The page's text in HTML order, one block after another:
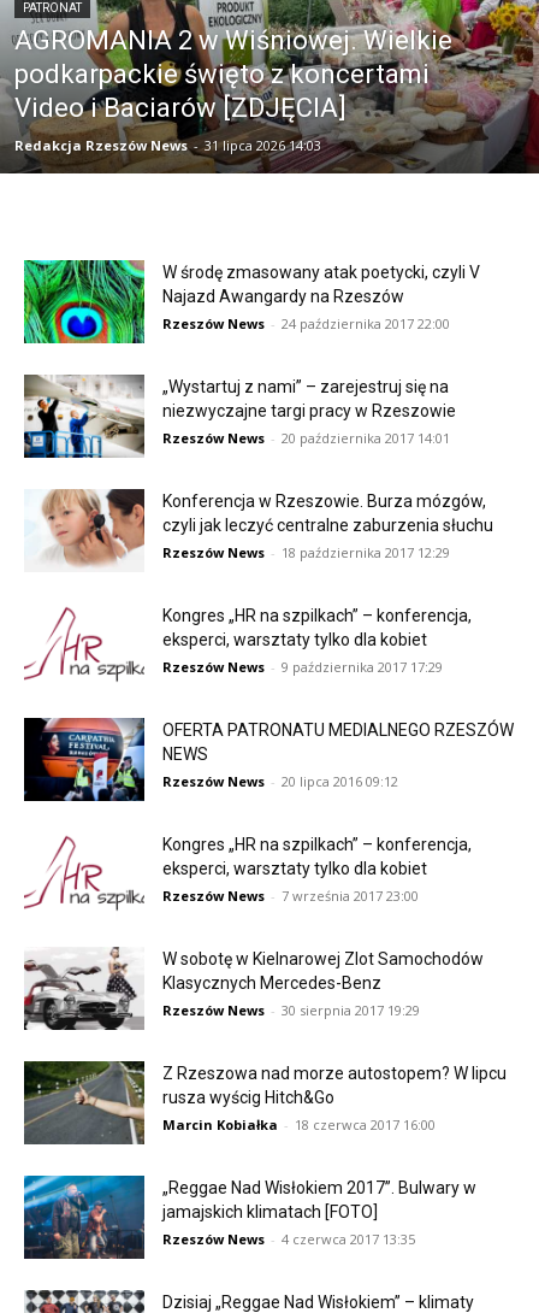
PATRONAT
AGROMANIA 2 w Wiśniowej. Wielkie
podkarpackie święto z koncertami
Video i Baciarów [ZDJĘCIA]
Redakcja Rzeszów News - 31 lipca 2026 14:03
W środę zmasowany atak poetycki, czyli V
Najazd Awangardy na Rzeszów
Rzeszów News - 24 października 2017 22:00
„Wystartuj z nami” – zarejestruj się na
niezwyczajne targi pracy w Rzeszowie
Rzeszów News - 20 października 2017 14:01
Konferencja w Rzeszowie. Burza mózgów,
czyli jak leczyć centralne zaburzenia słuchu
Rzeszów News - 18 października 2017 12:29
Kongres „HR na szpilkach” – konferencja,
eksperci, warsztaty tylko dla kobiet
Rzeszów News - 9 października 2017 17:29
OFERTA PATRONATU MEDIALNEGO RZESZÓW
NEWS
Rzeszów News - 20 lipca 2016 09:12
Kongres „HR na szpilkach” – konferencja,
eksperci, warsztaty tylko dla kobiet
Rzeszów News - 7 września 2017 23:00
W sobotę w Kielnarowej Zlot Samochodów
Klasycznych Mercedes-Benz
Rzeszów News - 30 sierpnia 2017 19:29
Z Rzeszowa nad morze autostopem? W lipcu
rusza wyścig Hitch&Go
Marcin Kobiałka - 18 czerwca 2017 16:00
„Reggae Nad Wisłokiem 2017”. Bulwary w
jamajskich klimatach [FOTO]
Rzeszów News - 4 czerwca 2017 13:35
Dzisiaj „Reggae Nad Wisłokiem” – klimaty